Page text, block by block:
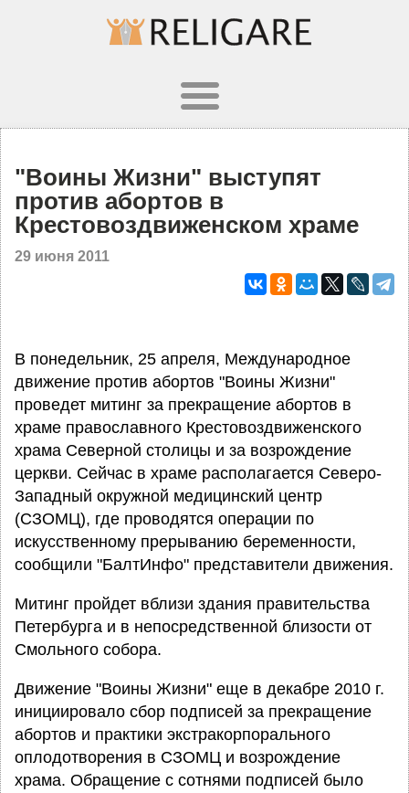
"Воины Жизни" выступят
против абортов в
Крестовоздвиженском храме
29 июня 2011
В понедельник, 25 апреля, Международное
движение против абортов "Воины Жизни"
проведет митинг за прекращение абортов в
храме православного Крестовоздвиженского
храма Северной столицы и за возрождение
церкви. Сейчас в храме располагается Северо-
Западный окружной медицинский центр
(СЗОМЦ), где проводятся операции по
искусственному прерыванию беременности,
сообщили "БалтИнфо" представители движения.
Митинг пройдет вблизи здания правительства
Петербурга и в непосредственной близости от
Смольного собора.
Движение "Воины Жизни" еще в декабре 2010 г.
инициировало сбор подписей за прекращение
абортов и практики экстракорпорального
оплодотворения в СЗОМЦ и возрождение
храма. Обращение с сотнями подписей было